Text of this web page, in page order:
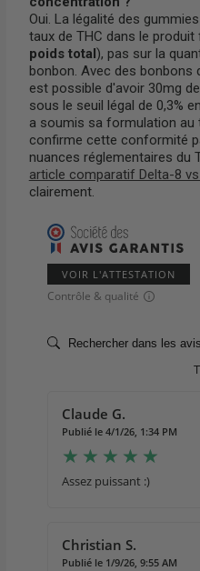
Oui. La légalité des
taux de THC dans le produit
poids total), pas sur la
bonbon. Avec des bonbons
est possible d'avoir 30mg
sous le seuil légal de 0,3%
a soumis sa formulation au
confirme cette conformité
nuances réglementaires du
article comparatif Delta-8
clairement.
VOIR L'ATTESTATION
Contrôle & qualité
Claude G.
Publié le 4/1/26, 1:34 PM
Assez puissant :)
Christian S.
Publié le 1/9/26, 9:55 AM